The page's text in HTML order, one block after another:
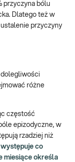
przyczyna bólu
Dlatego też w
przyczyny
różne
częstość
epizodyczne, w
rzadziej niż
co
miesiące określa